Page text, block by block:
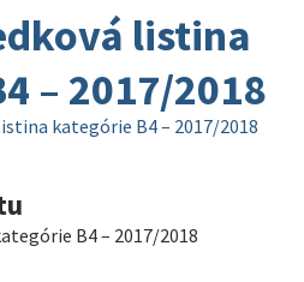
listina
– 2017/2018
kategórie B4 – 2017/2018
B4 – 2017/2018